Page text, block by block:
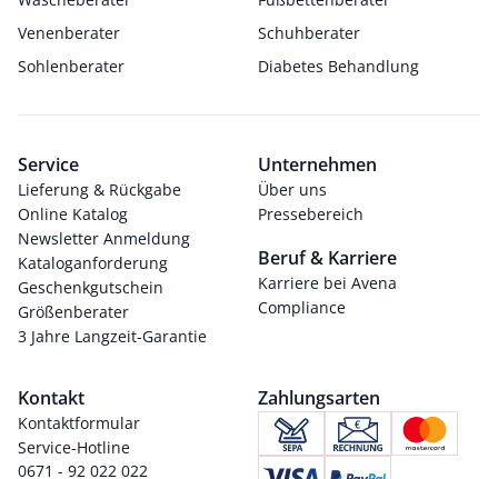
Venenberater
Schuhberater
Sohlenberater
Diabetes Behandlung
Service
Lieferung & Rückgabe
Online Katalog
Newsletter Anmeldung
Kataloganforderung
Geschenkgutschein
Größenberater
3 Jahre Langzeit-Garantie
Unternehmen
Über uns
Pressebereich
Beruf & Karriere
Karriere bei Avena
Compliance
Kontakt
Kontaktformular
Service-Hotline
0671 - 92 022 022
Zahlungsarten